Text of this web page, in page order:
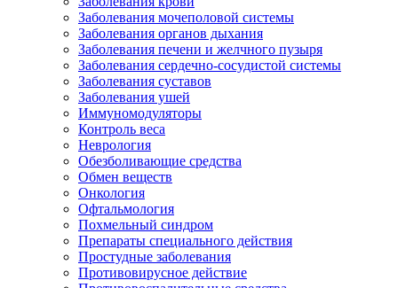
Заболевания мочеполовой системы
Заболевания органов дыхания
Заболевания печени и желчного пузыря
Заболевания сердечно-сосудистой системы
Заболевания суставов
Заболевания ушей
Иммуномодуляторы
Контроль веса
Неврология
Обезболивающие средства
Обмен веществ
Онкология
Офтальмология
Похмельный синдром
Препараты специального действия
Простудные заболевания
Противовирусное действие